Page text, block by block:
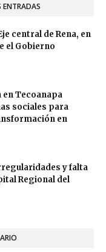
ENTRADAS
central de Rena, en
el Gobierno
en Tecoanapa
sociales para
en
y falta
Regional del